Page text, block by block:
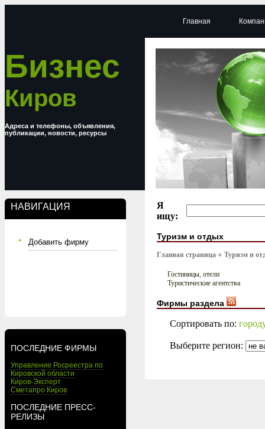
Бизнес
Киров
Адреса и телефоны, объявления,
публикации, новости, ресурсы
НАВИГАЦИЯ
Добавить фирму
ПОСЛЕДНИЕ ФИРМЫ
Управление Росреестра по
Кировской области
Киров-Эксперт
Сметапро Киров
ПОСЛЕДНИЕ ПРЕСС-
РЕЛИЗЫ
Главная
Я
ищу:
Туризм и отдых
Главная страница Туризм и
Гостиницы, отели
Туристические агентства
Фирмы раздела
Сортировать по:
Выберите регион: